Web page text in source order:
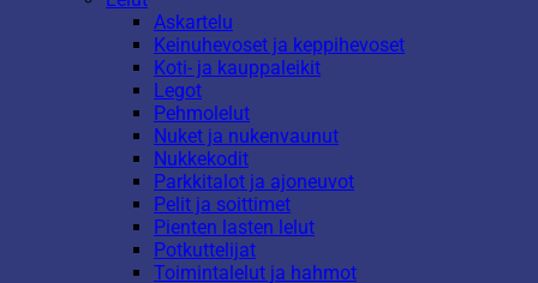
Askartelu
Keinuhevoset ja keppihevoset
Koti- ja kauppaleikit
Legot
Pehmolelut
Nuket ja nukenvaunut
Nukkekodit
Parkkitalot ja ajoneuvot
Pelit ja soittimet
Pienten lasten lelut
Potkuttelijat
Toimintalelut ja hahmot